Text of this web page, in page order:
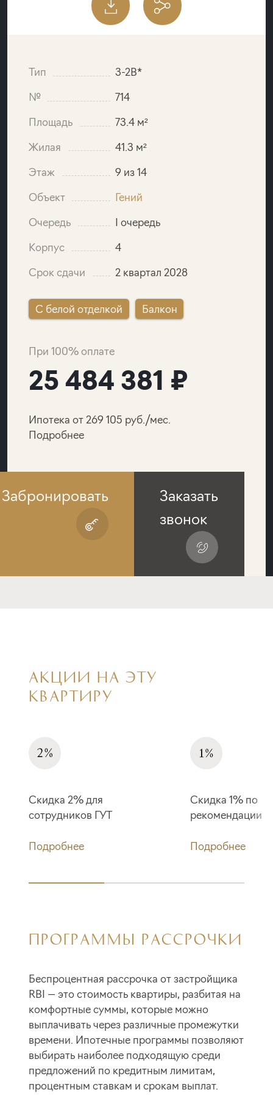
Тип
3-2B*
№
714
Площадь
73.4 м²
Жилая
41.3 м²
Этаж
9 из 14
Объект
Гений
Очередь
I очередь
Корпус
4
Срок сдачи
2 квартал 2028
C белой отделкой Балкон
При 100% оплате
25 484 381 ₽
Ипотека от 269 105 руб./мес.
Подробнее
Забронировать
Заказать
звонок
АКЦИИ НА ЭТУ
КВАРТИРУ
Скидка 2% для
сотрудников ГУТ
Подробнее
Скидка 1% по
рекомендации
Подробнее
ПРОГРАММЫ РАССРОЧКИ
Беспроцентная рассрочка от застройщика
RBI — это стоимость квартиры, разбитая на
комфортные суммы, которые можно
выплачивать через различные промежутки
времени. Ипотечные программы позволяют
выбирать наиболее подходящую среди
предложений по кредитным лимитам,
процентным ставкам и срокам выплат.